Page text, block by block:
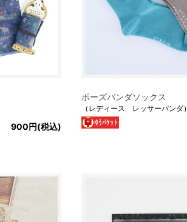
900円(税込)
ポーズパンダソックス
（レディース レッサーパンダ）